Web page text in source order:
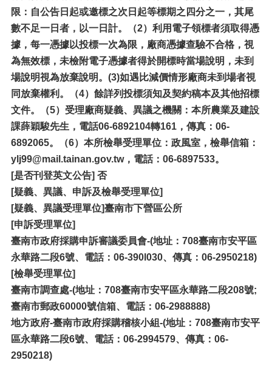
限：自公告日起或邀標之次日起等標期之四分之一，其尾
數不足一日者，以一日計。（2）利用電子領標者須取得憑
據，每一憑據以投標一次為限，廠商憑據查驗不合格，視
為無效標，未檢附電子憑據者得於開標時當場說明，未到
場說明視為放棄說明。(3)如遇比減價情形廠商未到場者視
同放棄權利。（4）餘詳列投標須知及契約稿本及其他招標
文件。（5）受理廠商疑義、異議之機關：本所農業及建設
課薛穎駿先生，電話06-6892104轉161，傳真：06-
6892065。（6）本所檢舉受理單位：政風室，檢舉信箱：
ylj99@mail.tainan.gov.tw，電話：06-6897533。
[是否刊登英文公告] 否
[疑義、異議、申訴及檢舉受理單位]
[疑義、異議受理單位]臺南市下營區公所
[申訴受理單位]
臺南市政府採購申訴審議委員會-(地址：708臺南市安平區
永華路二段6號、電話：06-390l030、傳真：06-2950218)
[檢舉受理單位]
臺南市調查處-(地址：708臺南市安平區永華路二段208號;
臺南市郵政60000號信箱、電話：06-2988888)
地方政府-臺南市政府採購稽核小組-(地址：708臺南市安平
區永華路二段6號、電話：06-2994579、傳真：06-
2950218)